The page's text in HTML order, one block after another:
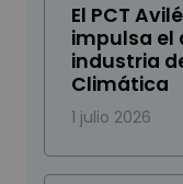
El PCT
impulsa el
industria
Climática
1 julio 2026